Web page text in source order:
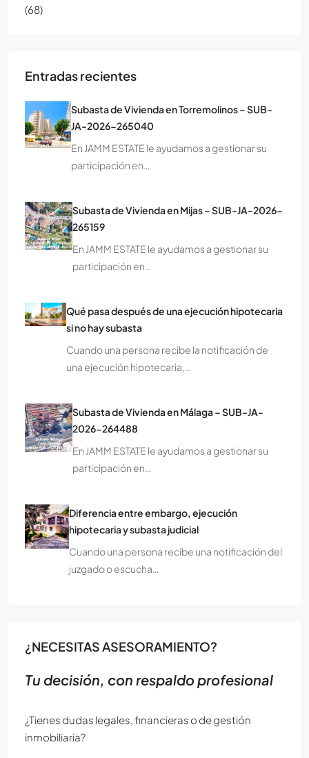
(68)
Entradas recientes
Subasta de Vivienda en Torremolinos – SUB-
JA-2026-265040
En JAMM ESTATE le ayudamos a gestionar su
participación en…
Subasta de Vivienda en Mijas – SUB-JA-2026-
265159
En JAMM ESTATE le ayudamos a gestionar su
participación en…
Qué pasa después de una ejecución hipotecaria
si no hay subasta
Cuando una persona recibe la notificación de
una ejecución hipotecaria,…
Subasta de Vivienda en Málaga – SUB-JA-
2026-264488
En JAMM ESTATE le ayudamos a gestionar su
participación en…
Diferencia entre embargo, ejecución
hipotecaria y subasta judicial
Cuando una persona recibe una notificación del
juzgado o escucha…
¿NECESITAS ASESORAMIENTO?
Tu decisión, con respaldo profesional
¿Tienes dudas legales, financieras o de gestión
inmobiliaria?